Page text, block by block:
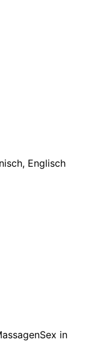
Englisch
Sex in